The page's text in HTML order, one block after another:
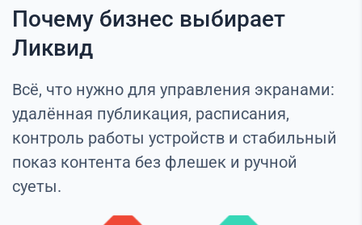
Почему бизнес выбирает
Ликвид
Всё, что нужно для управления экранами:
удалённая публикация, расписания,
контроль работы устройств и стабильный
показ контента без флешек и ручной
суеты.